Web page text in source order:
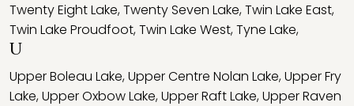
Twenty Eight Lake,Twenty Seven Lake,Twin Lake East,
Twin Lake Proudfoot,Twin Lake West,Tyne Lake,
U
Upper Boleau Lake,Upper Centre Nolan Lake,Upper Fry
Lake,Upper Oxbow Lake,Upper Raft Lake,Upper Raven